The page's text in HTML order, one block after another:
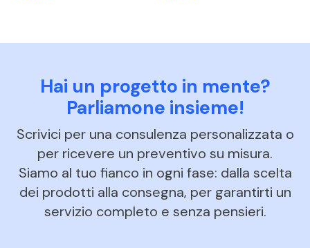
Hai un progetto in mente?
Parliamone insieme!
Scrivici per una consulenza personalizzata o
per ricevere un preventivo su misura.
Siamo al tuo fianco in ogni fase: dalla scelta
dei prodotti alla consegna, per garantirti un
servizio completo e senza pensieri.